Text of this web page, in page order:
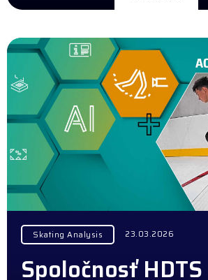
Skating Analysis 23.03.2026
Spoločnosť HDTS